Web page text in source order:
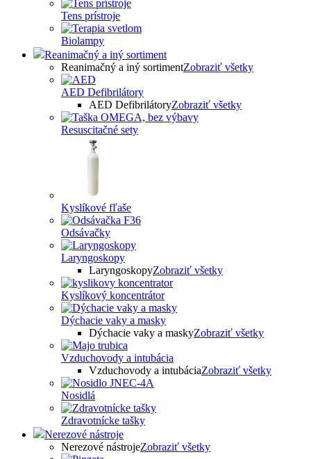
Tens prístroje
Biolampy
Reanimačný a iný sortiment
Reanimačný a iný sortimentZobraziť všetky
AED Defibrilátory
AED DefibrilátoryZobraziť všetky
Resuscitačné sety
Kyslíkové fľaše
Odsávačky
Laryngoskopy
LaryngoskopyZobraziť všetky
Kyslíkový koncentrátor
Dýchacie vaky a masky
Dýchacie vaky a maskyZobraziť všetky
Vzduchovody a intubácia
Vzduchovody a intubáciaZobraziť všetky
Nosidlá
Zdravotnícke tašky
Nerezové nástroje
Nerezové nástrojeZobraziť všetky